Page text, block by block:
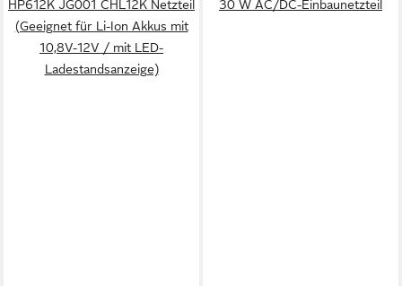
HP612K JG001 CHL12K Netzteil
(Geeignet für Li-Ion Akkus mit
10,8V-12V / mit LED-
Ladestandsanzeige)
30 W AC/DC-Einbaunetzteil